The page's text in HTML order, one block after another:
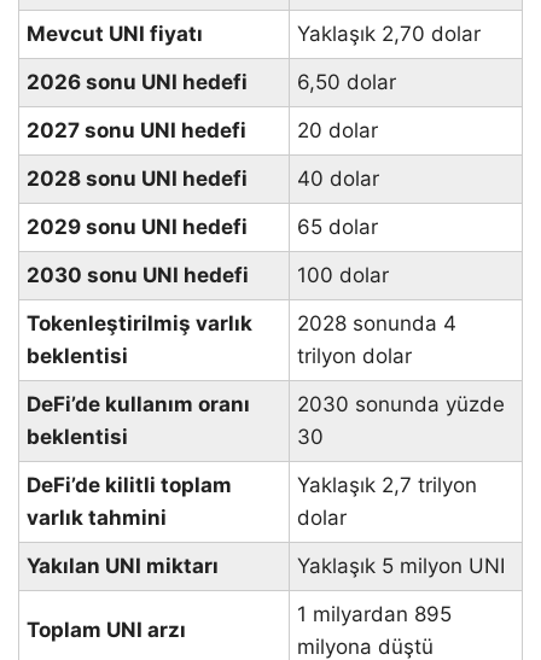
Mevcut UNI fiyatı
Yaklaşık 2,70 dolar
2026 sonu UNI hedefi
6,50 dolar
2027 sonu UNI hedefi
20 dolar
2028 sonu UNI hedefi
40 dolar
2029 sonu UNI hedefi
65 dolar
2030 sonu UNI hedefi
100 dolar
Tokenleştirilmiş varlık
beklentisi
2028 sonunda 4
trilyon dolar
DeFi’de kullanım oranı
beklentisi
2030 sonunda yüzde
30
DeFi’de kilitli toplam
varlık tahmini
Yaklaşık 2,7 trilyon
dolar
Yakılan UNI miktarı
Yaklaşık 5 milyon UNI
Toplam UNI arzı
1 milyardan 895
milyona düştü